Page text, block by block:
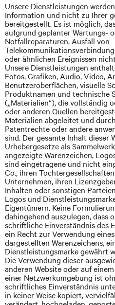
Unsere Dienstleistungen
Information und nicht zu Ihrer
bereitgestellt. Es ist möglich,
aufgrund geplanter Wartungs-
Notfallreparaturen, Ausfall von
oder ähnlichen Ereignissen
Unsere Dienstleistungen
Fotos, Grafiken, Audio, Video,
Benutzeroberflächen, visuelle
Produktnamen und technische
(„Materialien“), die vollständig
oder anderen Quellen
Materialien abgeleitet und
Patentrechte oder andere
sind. Der gesamte Inhalt dieser
Urhebergesetze als
angezeigte Warenzeichen,
sind eingetragene und nicht
Co., ihren
Unternehmen, ihren
Inhalten oder sonstigen
Logos und
Eigentümern. Keine
dahingehend auszulegen, dass
schriftliche Einverständnis des
ein Recht zur Verwendung
dargestellten Warenzeichens,
Dienstleistungsmarke gewährt
Die Verwendung dieser
anderen Website oder auf
einer Netzwerkumgebung ist
schriftliches Einverständnis
in keiner Weise kopiert,